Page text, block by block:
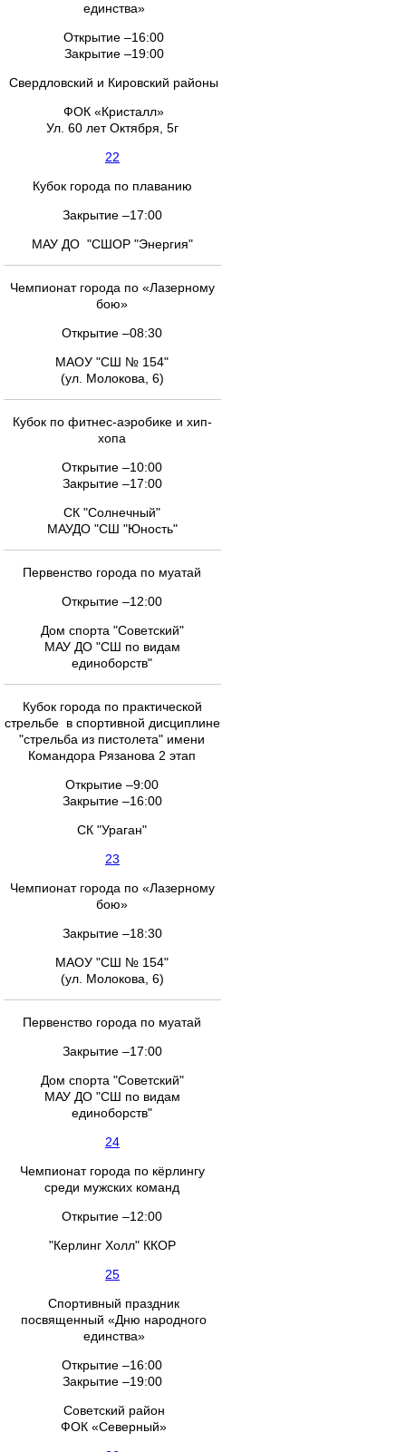
единства»
Открытие –16:00
Закрытие –19:00
Свердловский и Кировский районы
ФОК «Кристалл»
Ул. 60 лет Октября, 5г
22
Кубок города по плаванию
Закрытие –17:00
МАУ ДО "СШОР "Энергия"
Чемпионат города по «Лазерному
бою»
Открытие –08:30
МАОУ "СШ № 154"
(ул. Молокова, 6)
Кубок по фитнес-аэробике и хип-
хопа
Открытие –10:00
Закрытие –17:00
СК "Солнечный"
МАУДО "СШ "Юность"
Первенство города по муатай
Открытие –12:00
Дом спорта "Советский"
МАУ ДО "СШ по видам
единоборств"
Кубок города по практической
стрельбе в спортивной дисциплине
"стрельба из пистолета" имени
Командора Рязанова 2 этап
Открытие –9:00
Закрытие –16:00
СК "Ураган"
23
Чемпионат города по «Лазерному
бою»
Закрытие –18:30
МАОУ "СШ № 154"
(ул. Молокова, 6)
Первенство города по муатай
Закрытие –17:00
Дом спорта "Советский"
МАУ ДО "СШ по видам
единоборств"
24
Чемпионат города по кёрлингу
среди мужских команд
Открытие –12:00
"Керлинг Холл" ККОР
25
Спортивный праздник
посвященный «Дню народного
единства»
Открытие –16:00
Закрытие –19:00
Советский район
ФОК «Северный»